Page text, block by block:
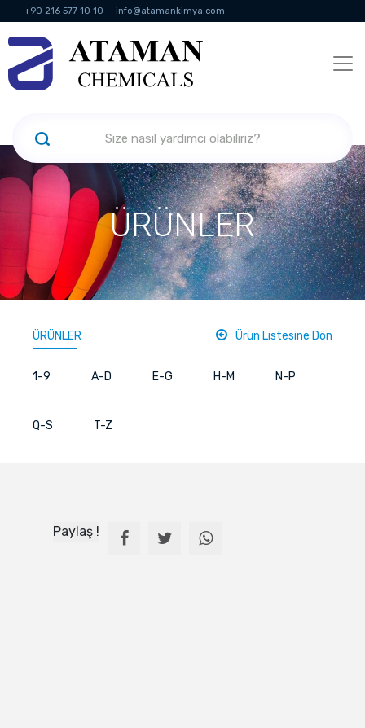
+90 216 577 10 10 info@atamankimya.com
KVKK Politikası Bilgi Toplumu Hizmetleri
ÜRÜNLER
ÜRÜNLER Ürün Listesine Dön
1-9 A-D E-G H-M N-P
Q-S T-Z
Paylaş !